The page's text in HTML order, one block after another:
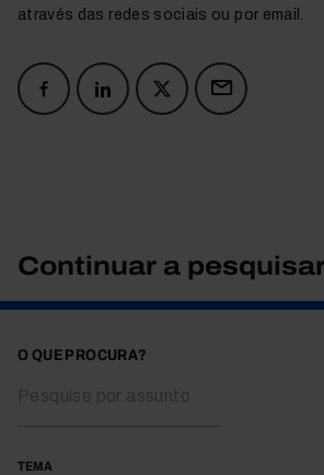
através das redes sociais ou por email.
Continuar a
O QUE PROCURA?
TEMA